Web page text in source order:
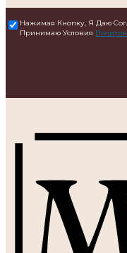
Нажимая Кнопку, Я Даю
Принимаю Условия